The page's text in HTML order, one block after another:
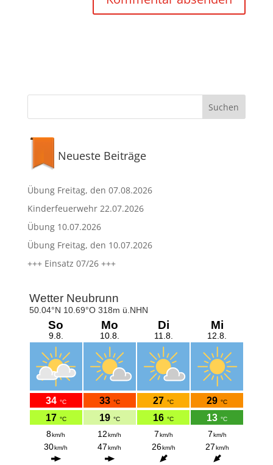
Neueste Beiträge
Übung Freitag, den 07.08.2026
Kinderfeuerwehr 22.07.2026
Übung 10.07.2026
Übung Freitag, den 10.07.2026
+++ Einsatz 07/26 +++